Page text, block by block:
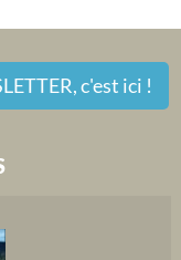
c'est ici !